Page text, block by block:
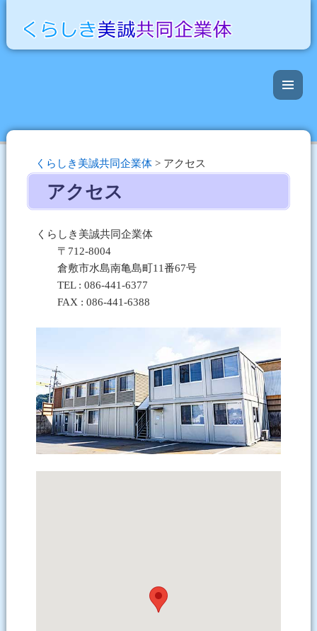
くらしき美誠共同企業体> アクセス
アクセス
くらしき美誠共同企業体
〒712-8004
倉敷市水島南亀島町11番67号
TEL : 086-441-6377
FAX : 086-441-6388